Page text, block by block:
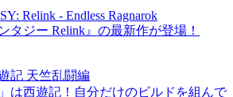
Relink - Endless Ragnarok
タジー Relink』の最新作が登場！
記 天竺乱闘編
は西遊記！自分だけのビルドを組んで